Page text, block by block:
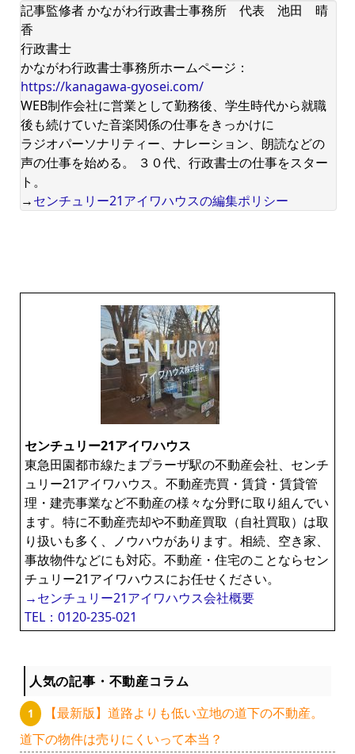
記事監修者 かながわ行政書士事務所 代表 池田 晴
香
行政書士
かながわ行政書士事務所ホームページ：
https://kanagawa-gyosei.com/
WEB制作会社に営業として勤務後、学生時代から就職
後も続けていた音楽関係の仕事をきっかけに
ラジオパーソナリティー、ナレーション、朗読などの
声の仕事を始める。 ３０代、行政書士の仕事をスター
ト。
→センチュリー21アイワハウスの編集ポリシー
センチュリー21アイワハウス
東急田園都市線たまプラーザ駅の不動産会社、センチ
ュリー21アイワハウス。不動産売買・賃貸・賃貸管
理・建売事業など不動産の様々な分野に取り組んでい
ます。特に不動産売却や不動産買取（自社買取）は取
り扱いも多く、ノウハウがあります。相続、空き家、
事故物件などにも対応。不動産・住宅のことならセン
チュリー21アイワハウスにお任せください。
→センチュリー21アイワハウス会社概要
TEL：0120-235-021
人気の記事・不動産コラム
【最新版】道路よりも低い立地の道下の不動産。
道下の物件は売りにくいって本当？